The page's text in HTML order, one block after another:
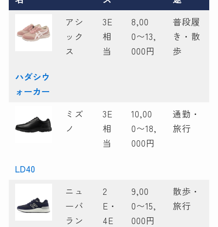
ハダシウ
ォーカー
アシ
ック
ス
3E
相
当
8,00
0〜13,
000円
普段履
き・散
歩
LD40
ミズ
ノ
3E
相
当
10,00
0〜18,
000円
通勤・
旅行
ニュ
ーバ
ラン
2
E・
4E
9,00
0〜15,
000円
散歩・
旅行